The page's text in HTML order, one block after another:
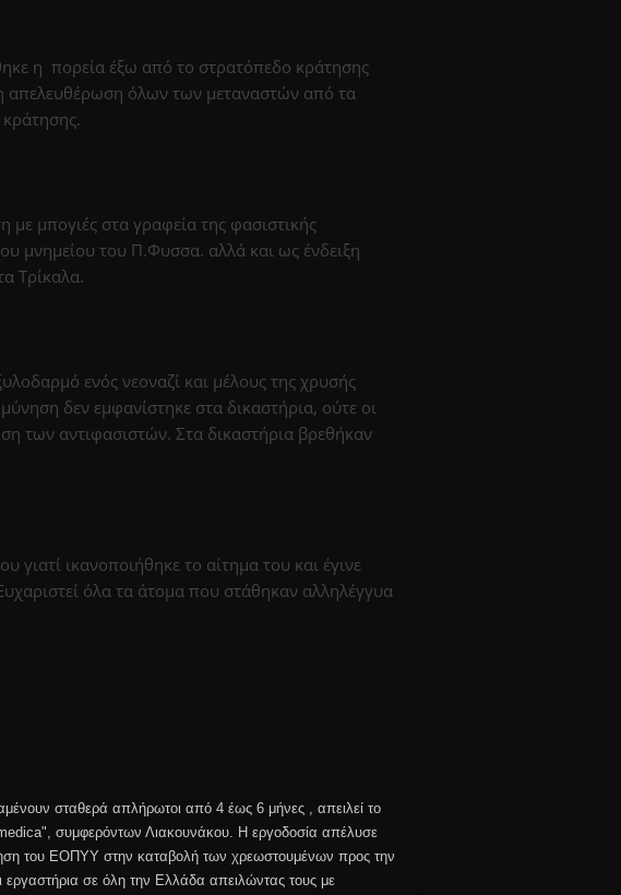
η πορεία έξω από το στρατόπεδο κράτησης
απελευθέρωση όλων των μεταναστών από τα
μπογιές στα γραφεία της φασιστικής
μνημείου του Π.Φυσσα. αλλά και ως ένδειξη
Τρίκαλα.
ενός νεοναζί και μέλους της χρυσής
δεν εμφανίστηκε στα δικαστήρια, ούτε οι
των αντιφασιστών. Στα δικαστήρια βρεθήκαν
ικανοποιήθηκε το αίτημα του και έγινε
όλα τα άτομα που στάθηκαν αλληλέγγυα
σταθερά απλήρωτοι από 4 έως 6 μήνες , απειλεί το
συμφερόντων Λιακουνάκου. H εργοδοσία απέλυσε
του ΕΟΠΥΥ στην καταβολή των χρεωστουμένων προς την
εργαστήρια σε όλη την Ελλάδα απειλώντας τους με